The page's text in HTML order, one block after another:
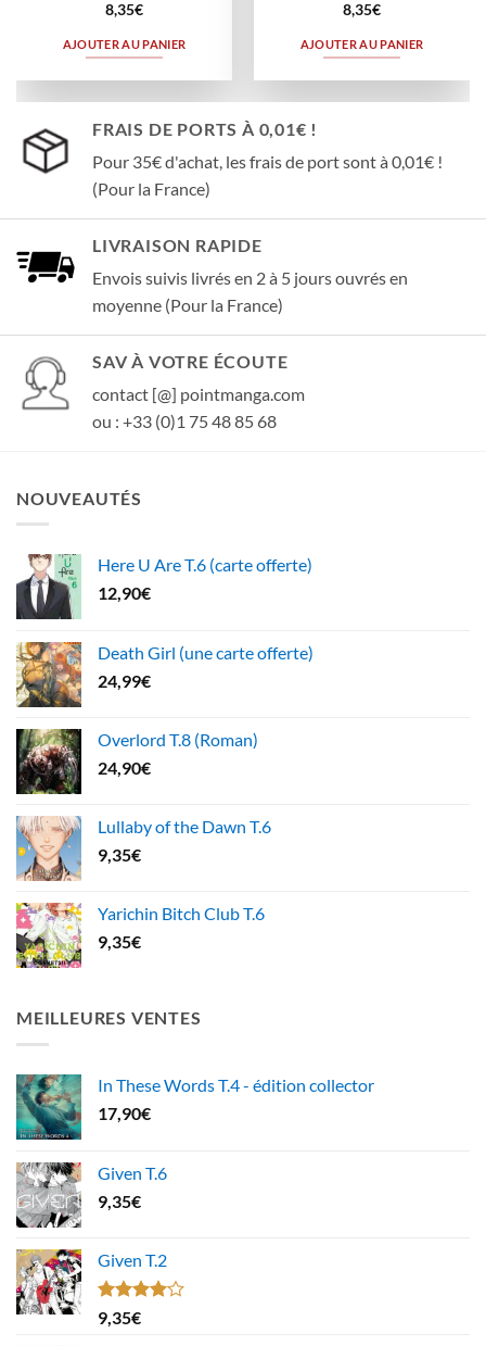
8,35€
AJOUTER AU PANIER
8,35€
AJOUTER AU PANIER
FRAIS DE PORTS À 0,01€ !
Pour 35€ d'achat, les frais de port sont à 0,01€ !
(Pour la France)
LIVRAISON RAPIDE
Envois suivis livrés en 2 à 5 jours ouvrés en
moyenne (Pour la France)
SAV À VOTRE ÉCOUTE
contact [@] pointmanga.com
ou : +33 (0)1 75 48 85 68
NOUVEAUTÉS
Here U Are T.6 (carte offerte)
12,90€
Death Girl (une carte offerte)
24,99€
Overlord T.8 (Roman)
24,90€
Lullaby of the Dawn T.6
9,35€
Yarichin Bitch Club T.6
9,35€
MEILLEURES VENTES
In These Words T.4 - édition collector
17,90€
Given T.6
9,35€
Given T.2
Note
4.00
9,35€